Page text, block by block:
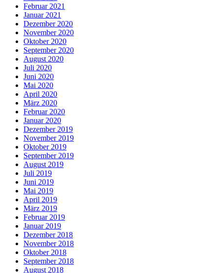
Februar 2021
Januar 2021
Dezember 2020
November 2020
Oktober 2020
September 2020
August 2020
Juli 2020
Juni 2020
Mai 2020
April 2020
März 2020
Februar 2020
Januar 2020
Dezember 2019
November 2019
Oktober 2019
September 2019
August 2019
Juli 2019
Juni 2019
Mai 2019
April 2019
März 2019
Februar 2019
Januar 2019
Dezember 2018
November 2018
Oktober 2018
September 2018
August 2018